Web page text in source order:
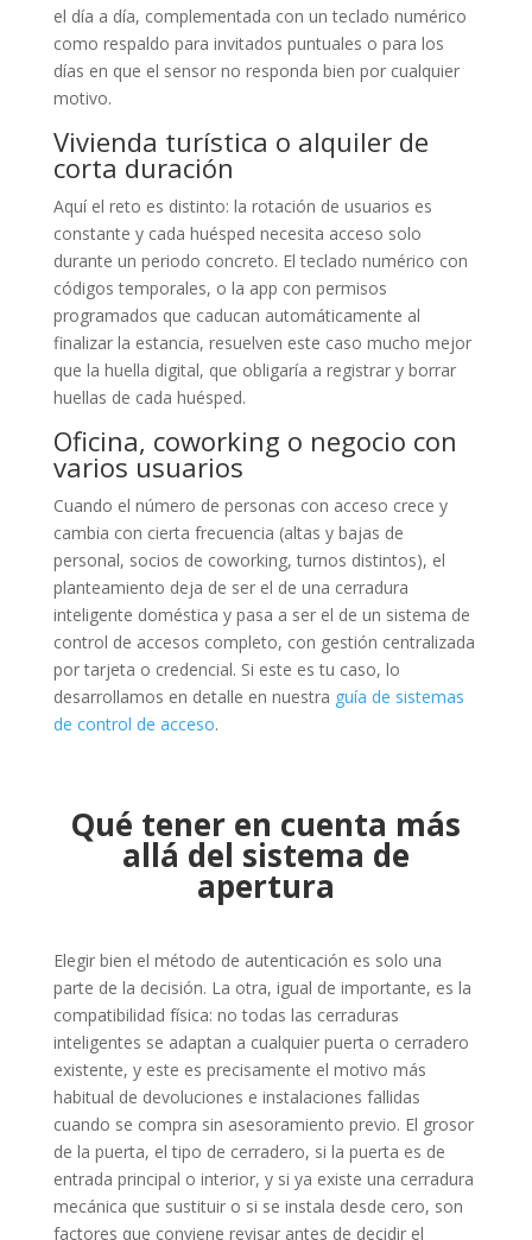
el día a día, complementada con un teclado numérico
como respaldo para invitados puntuales o para los
días en que el sensor no responda bien por cualquier
motivo.
Vivienda turística o alquiler de
corta duración
Aquí el reto es distinto: la rotación de usuarios es
constante y cada huésped necesita acceso solo
durante un periodo concreto. El teclado numérico con
códigos temporales, o la app con permisos
programados que caducan automáticamente al
finalizar la estancia, resuelven este caso mucho mejor
que la huella digital, que obligaría a registrar y borrar
huellas de cada huésped.
Oficina, coworking o negocio con
varios usuarios
Cuando el número de personas con acceso crece y
cambia con cierta frecuencia (altas y bajas de
personal, socios de coworking, turnos distintos), el
planteamiento deja de ser el de una cerradura
inteligente doméstica y pasa a ser el de un sistema de
control de accesos completo, con gestión centralizada
por tarjeta o credencial. Si este es tu caso, lo
desarrollamos en detalle en nuestra guía de sistemas
de control de acceso.
Qué tener en cuenta más
allá del sistema de
apertura
Elegir bien el método de autenticación es solo una
parte de la decisión. La otra, igual de importante, es la
compatibilidad física: no todas las cerraduras
inteligentes se adaptan a cualquier puerta o cerradero
existente, y este es precisamente el motivo más
habitual de devoluciones e instalaciones fallidas
cuando se compra sin asesoramiento previo. El grosor
de la puerta, el tipo de cerradero, si la puerta es de
entrada principal o interior, y si ya existe una cerradura
mecánica que sustituir o si se instala desde cero, son
factores que conviene revisar antes de decidir el